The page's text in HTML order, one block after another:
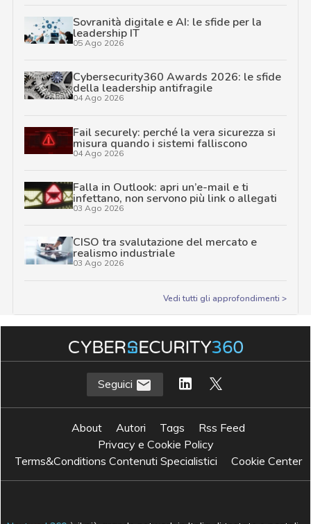
Sovranità digitale e AI: le sfide per la
leadership IT
05 Ago 2026
Cybersecurity360 Awards 2026: le sfide
della leadership antifragile
04 Ago 2026
Fail securely: perché la vera sicurezza si
misura quando i sistemi falliscono
04 Ago 2026
Falla in Outlook: apri un’e-mail e ti
infettano, non servono più link o allegati
03 Ago 2026
CISO tra svalutazione del mercato e
realismo industriale
03 Ago 2026
Vedi tutti gli approfondimenti >
Seguici
About Autori Tags
Rss Feed
Privacy e Cookie Policy
Terms&Conditions Contenuti Specialistici
Cookie Center